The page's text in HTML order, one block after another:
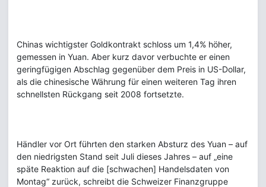
Chinas wichtigster Goldkontrakt schloss um 1,4% höher,
gemessen in Yuan. Aber kurz davor verbuchte er einen
geringfügigen Abschlag gegenüber dem Preis in US-Dollar,
als die chinesische Währung für einen weiteren Tag ihren
schnellsten Rückgang seit 2008 fortsetzte.
Händler vor Ort führten den starken Absturz des Yuan – auf
den niedrigsten Stand seit Juli dieses Jahres – auf „eine
späte Reaktion auf die [schwachen] Handelsdaten von
Montag“ zurück, schreibt die Schweizer Finanzgruppe